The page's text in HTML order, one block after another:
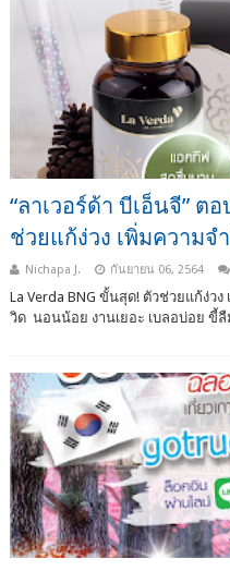
“ลาเวอร์ด้า บีเอ็นจี” ต
ช่วยแก้ง่วง เพิ่มความจ
Nichapa J. กันยายน 06, 2564
La Verda BNG ขั้นสุด! ตัวช่วยแก้ง่
วิด นอนน้อย งานเยอะ เบลอบ่อย ขี้